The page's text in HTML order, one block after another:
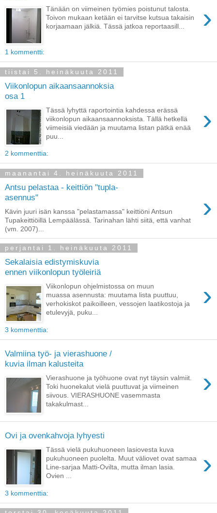
›
Tänään on viimeinen työmies poistunut talosta.
Toivon mukaan ketään ei tarvitse kutsua takaisin
korjaamaan jälkiä. Tässä jatkoa reportaasill...
1 kommentti:
tiistai 5. heinäkuuta 2011
Viikonlopun aikaansaannoksia
osa 1
›
Tässä lyhyttä raportointia kahdessa erässä
viikonlopun aikaansaannoksista. Tällä hetkellä
viimeisiä viedään ja muutama listan pätkä enää
puu...
2 kommenttia:
maanantai 4. heinäkuuta 2011
Antsu pelastaa - keittiön "tupla-
asennus"
›
Kävin juuri isän kanssa "pelastamassa" keittiöni Antsun
Tupakeittiöillä Lempäälässä. Tarinahan lähti siitä, että vanhat
(vm. 2007)...
perjantai 1. heinäkuuta 2011
Sekalaisia edistymiskuvia
ennen viikonlopun työleiriä
›
Viikonlopun ohjelmistossa on muun
muassa asennusta: muutama lista puuttuu,
verhokiskot paikoilleen, vessojen laatikostoja ja
etulevyjä, puku...
3 kommenttia:
Valmiina työ- ja vierashuone /
kuvia ilman kalusteita
›
Vierashuone ja työhuone ovat nyt täysin valmiit.
Toki huonekalut vielä puuttuvat ja viimeinen
siivous. VIERASHUONE vasemmasta
takakulmast...
Ovi ja ovenkahvoja lyhyesti
›
Tässä vielä pukuhuoneen lasiovesta kuva
pukuhuoneen puolelta. Muut väliovet ovat samaa
Line-sarjaa Matti-Ovilta, mutta ilman lasia.
Ovien ...
3 kommenttia: